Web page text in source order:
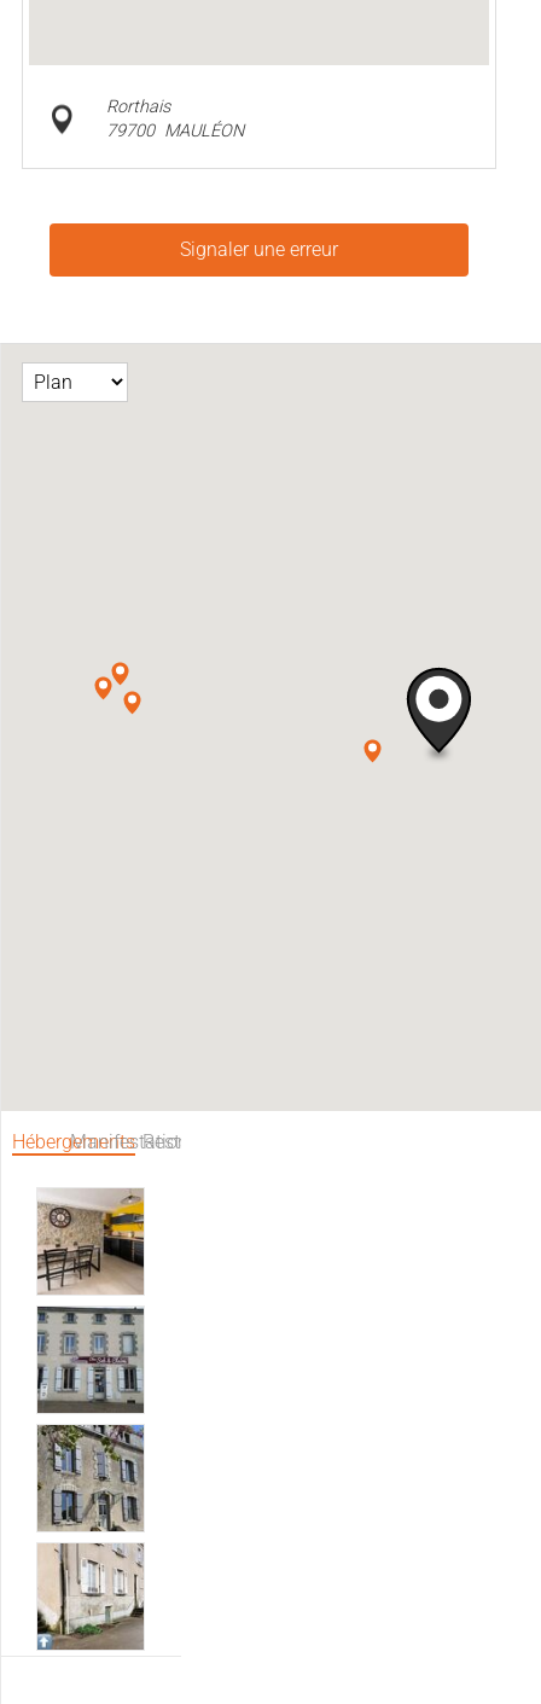
Rorthais
79700 MAULÉON
Signaler une erreur
Hébergements
ManifestationsRestaurants